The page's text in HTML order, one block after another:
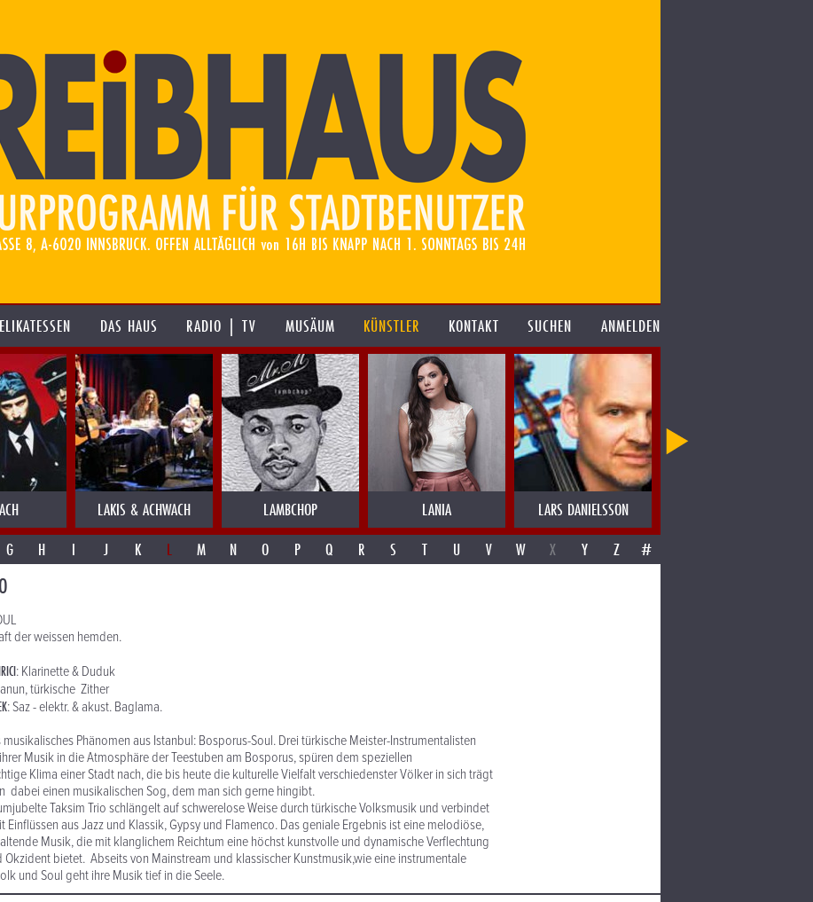
DAS HAUS RADIO | TV MUSÄUM KÜNSTLER KONTAKT SUCHEN ANMELDEN
LAKIS & ACHWACH LAMBCHOP LANIA LARS DANIELSSON
G H I J K L M N O P Q R S T U V W X Y Z #
der weissen hemden.
: Klarinette & Duduk
türkische Zither
: Saz - elektr. & akust. Baglama.
musikalisches Phänomen aus Istanbul: Bosporus-Soul. Drei türkische Meister-Instrumentalisten
Musik in die Atmosphäre der Teestuben am Bosporus, spüren dem speziellen
Klima einer Stadt nach, die bis heute die kulturelle Vielfalt verschiedenster Völker in sich trägt
dabei einen musikalischen Sog, dem man sich gerne hingibt.
Taksim Trio schlängelt auf schwerelose Weise durch türkische Volksmusik und verbindet
Einflüssen aus Jazz und Klassik, Gypsy und Flamenco. Das geniale Ergebnis ist eine melodiöse,
Musik, die mit klanglichem Reichtum eine höchst kunstvolle und dynamische Verflechtung
Okzident bietet. Abseits von Mainstream und klassischer Kunstmusik,wie eine instrumentale
und Soul geht ihre Musik tief in die Seele.